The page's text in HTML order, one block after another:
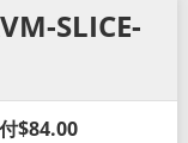
SLICE-
$84.00